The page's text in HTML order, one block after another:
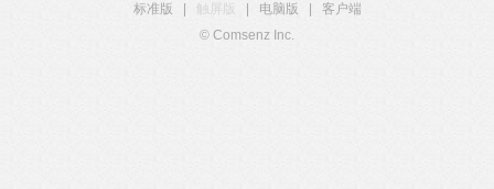
标准版
触屏版 电脑版
客户端
© Comsenz Inc.